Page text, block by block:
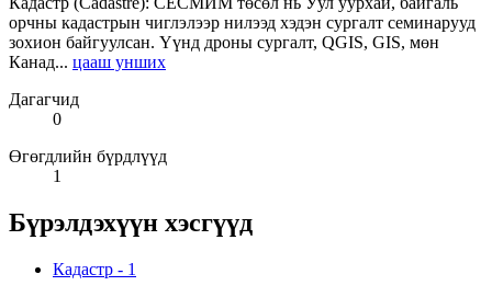
орчны кадастрын чиглэлээр нилээд хэдэн сургалт семинарууд
зохион байгуулсан. Үүнд дроны сургалт, QGIS, GIS, мөн
Канад... цааш унших
Дагагчид
0
Өгөгдлийн бүрдлүүд
1
Бүрэлдэхүүн хэсгүүд
Кадастр - 1